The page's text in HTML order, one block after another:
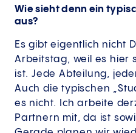
Wie sieht denn ein
aus?
Es gibt eigentlich nicht
Arbeitstag, weil es hier
ist. Jede Abteilung,
Auch die typischen
es nicht. Ich arbeite
Partnern mit, da ist